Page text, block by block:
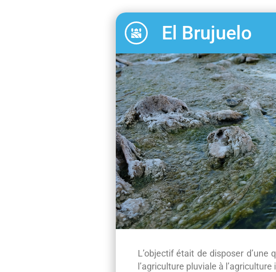
El Brujuelo
L’objectif était de disposer
l’agriculture pluviale à l’agriculture